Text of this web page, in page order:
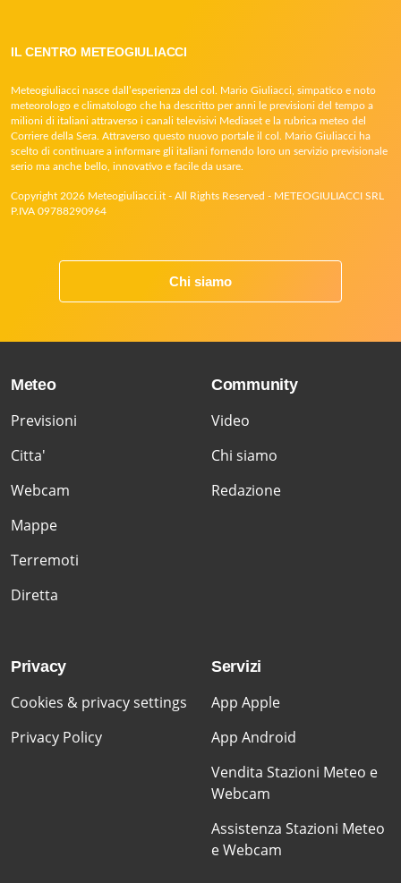
IL CENTRO METEOGIULIACCI
Meteogiuliacci nasce dall’esperienza del col. Mario Giuliacci, simpatico e noto
meteorologo e climatologo che ha descritto per anni le previsioni del tempo a
milioni di italiani attraverso i canali televisivi Mediaset e la rubrica meteo del
Corriere della Sera. Attraverso questo nuovo portale il col. Mario Giuliacci ha
scelto di continuare a informare gli italiani fornendo loro un servizio previsionale
serio ma anche bello, innovativo e facile da usare.
Copyright 2026 Meteogiuliacci.it - All Rights Reserved - METEOGIULIACCI SRL
P.IVA 09788290964
Chi siamo
Meteo
Previsioni
Citta'
Webcam
Mappe
Terremoti
Diretta
Community
Video
Chi siamo
Redazione
Privacy
Cookies & privacy settings
Privacy Policy
Servizi
App Apple
App Android
Vendita Stazioni Meteo e
Webcam
Assistenza Stazioni Meteo
e Webcam